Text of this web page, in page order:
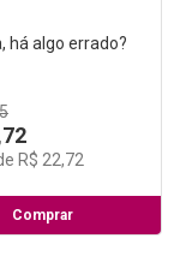
há algo errado?
72
R$ 22,72
Comprar